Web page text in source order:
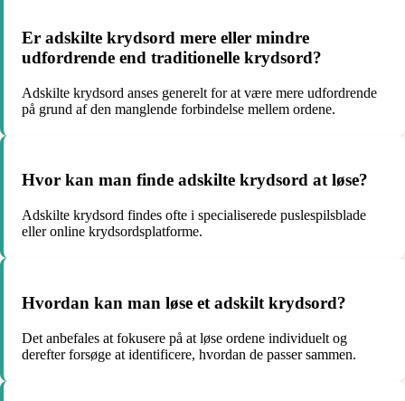
Er adskilte krydsord mere eller mindre
udfordrende end traditionelle krydsord?
Adskilte krydsord anses generelt for at være mere udfordrende
på grund af den manglende forbindelse mellem ordene.
Hvor kan man finde adskilte krydsord at løse?
Adskilte krydsord findes ofte i specialiserede puslespilsblade
eller online krydsordsplatforme.
Hvordan kan man løse et adskilt krydsord?
Det anbefales at fokusere på at løse ordene individuelt og
derefter forsøge at identificere, hvordan de passer sammen.